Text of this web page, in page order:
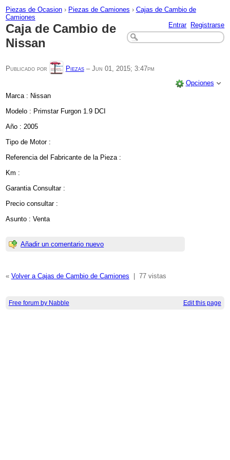
Piezas de Ocasion › Piezas de Camiones › Cajas de Cambio de
Camiones
Entrar
Registrarse
Caja de Cambio de
Nissan
Publicado por Piezas– Jun 01, 2015; 3:47pm
Opciones
Marca : Nissan
Modelo : Primstar Furgon 1.9 DCI
Año : 2005
Tipo de Motor :
Referencia del Fabricante de la Pieza :
Km :
Garantia Consultar :
Precio consultar :
Asunto : Venta
Añadir un comentario nuevo
« Volver a Cajas de Cambio de Camiones 77 vistas
Free forum by Nabble Edit this page